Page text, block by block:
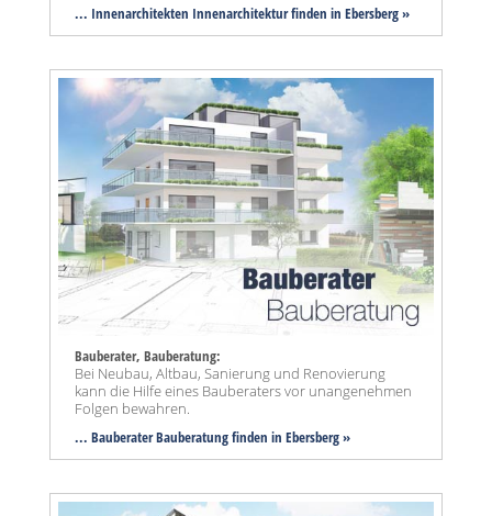
... Innenarchitekten Innenarchitektur finden in Ebersberg »
Bauberater, Bauberatung:
Bei Neubau, Altbau, Sanierung und Renovierung
kann die Hilfe eines Bauberaters vor unangenehmen
Folgen bewahren.
... Bauberater Bauberatung finden in Ebersberg »